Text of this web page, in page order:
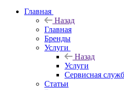
Главная
Назад
Главная
Бренды
Услуги
Назад
Услуги
Сервисная
Статьи